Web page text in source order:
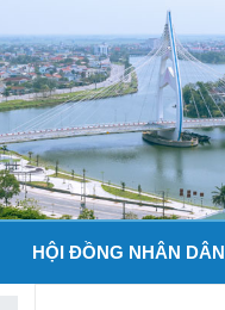
HỘI ĐỒNG NHÂN DÂN